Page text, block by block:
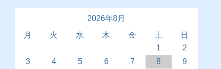
2026年8月
月
火 水 木 金 土
日
1
2
3
4 5 6 7 8
9